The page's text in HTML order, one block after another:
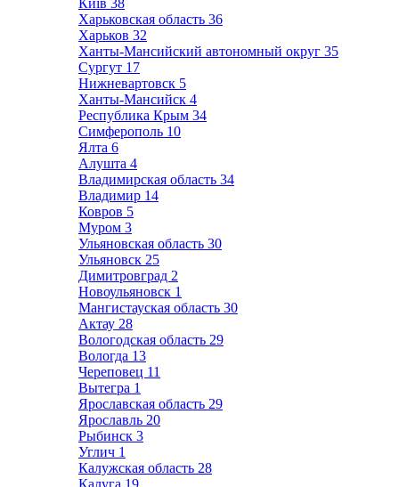
Київ 38
Харьковская область 36
Харьков 32
Ханты-Мансийский автономный округ 35
Сургут 17
Нижневартовск 5
Ханты-Мансийск 4
Республика Крым 34
Симферополь 10
Ялта 6
Алушта 4
Владимирская область 34
Владимир 14
Ковров 5
Муром 3
Ульяновская область 30
Ульяновск 25
Димитровград 2
Новоульяновск 1
Мангистауская область 30
Актау 28
Вологодская область 29
Вологда 13
Череповец 11
Вытегра 1
Ярославская область 29
Ярославль 20
Рыбинск 3
Углич 1
Калужская область 28
Калуга 19